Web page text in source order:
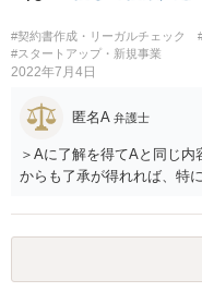
#契約書作成・リーガルチェック
#スタートアップ・新規事業
2022年7月4日
匿名A 弁護士
＞Aに了解を得てAと同じ
からも了承が得れれば、特